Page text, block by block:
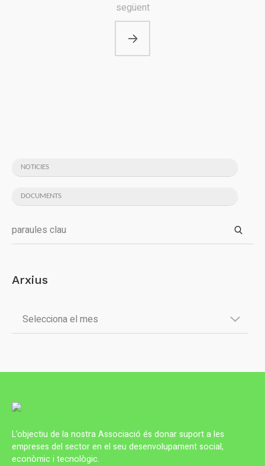
següent
NOTICIES
DOCUMENTS
Arxius
L’objectiu de la nostra Associació és donar suport a les
empreses del sector en el seu desenvolupament social,
econòmic i tecnològic.